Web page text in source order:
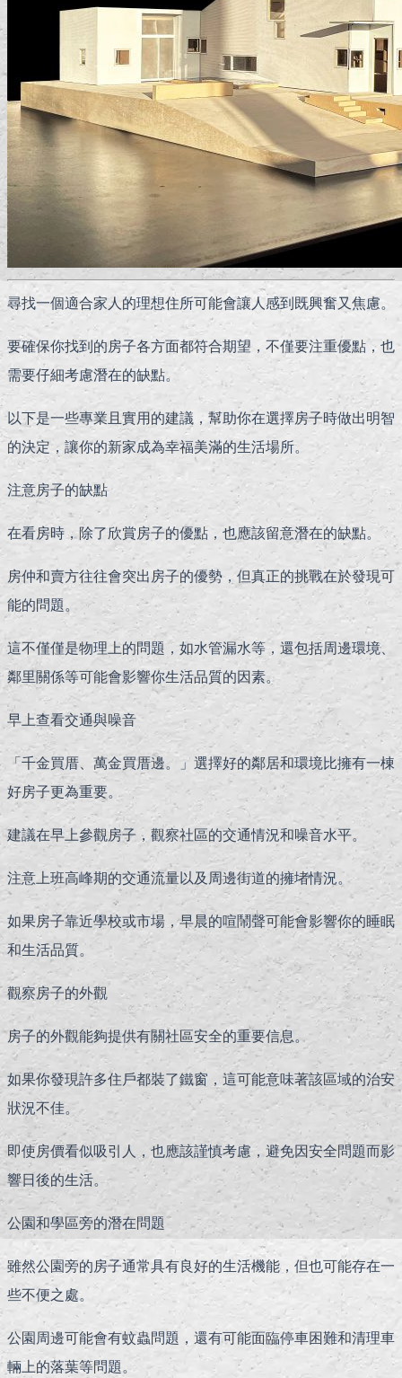
尋找一個適合家人的理想住所可能會讓人感到既興奮又焦慮。
要確保你找到的房子各方面都符合期望，不僅要注重優點，也
需要仔細考慮潛在的缺點。
以下是一些專業且實用的建議，幫助你在選擇房子時做出明智
的決定，讓你的新家成為幸福美滿的生活場所。
注意房子的缺點
在看房時，除了欣賞房子的優點，也應該留意潛在的缺點。
房仲和賣方往往會突出房子的優勢，但真正的挑戰在於發現可
能的問題。
這不僅僅是物理上的問題，如水管漏水等，還包括周邊環境、
鄰里關係等可能會影響你生活品質的因素。
早上查看交通與噪音
「千金買厝、萬金買厝邊。」選擇好的鄰居和環境比擁有一棟
好房子更為重要。
建議在早上參觀房子，觀察社區的交通情況和噪音水平。
注意上班高峰期的交通流量以及周邊街道的擁堵情況。
如果房子靠近學校或市場，早晨的喧鬧聲可能會影響你的睡眠
和生活品質。
觀察房子的外觀
房子的外觀能夠提供有關社區安全的重要信息。
如果你發現許多住戶都裝了鐵窗，這可能意味著該區域的治安
狀況不佳。
即使房價看似吸引人，也應該謹慎考慮，避免因安全問題而影
響日後的生活。
公園和學區旁的潛在問題
雖然公園旁的房子通常具有良好的生活機能，但也可能存在一
些不便之處。
公園周邊可能會有蚊蟲問題，還有可能面臨停車困難和清理車
輛上的落葉等問題。